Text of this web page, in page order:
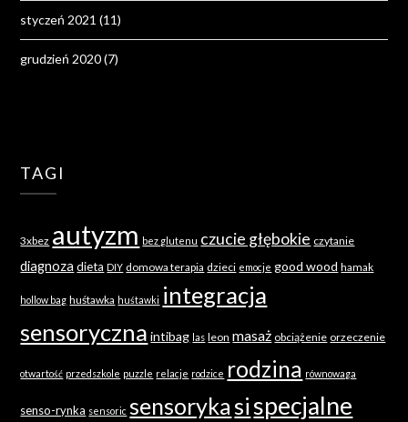
styczeń 2021 (11)
grudzień 2020(7)
TAGI
3xbez autyzm bez glutenu czucie głębokie czytanie
diagnoza dieta DIY domowa terapia dzieci emocje good wood hamak
hollow bag huśtawka huśtawki integracja
sensoryczna intibag las leon masaż obciążenie orzeczenie
otwartość przedszkole puzzle relacje rodzice rodzina równowaga
senso-rynka sensoric sensorykasispecjalne